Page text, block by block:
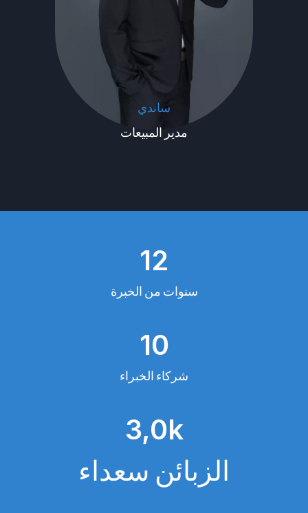
ساندي
مدير المبيعات
12
سنوات من الخبرة
10
شركاء الخبراء
3,0k
الزبائن سعداء